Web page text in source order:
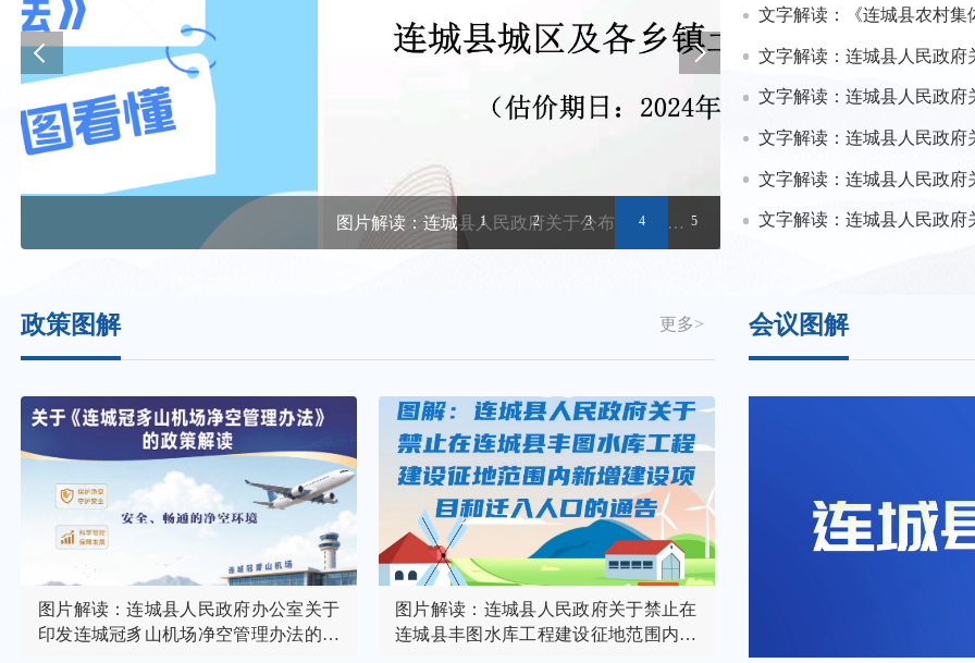
图片解读：连城县人民政府关于公布城区及各乡（镇... 1 2 3 4 5
文字解读：《连城县农村集体
文字解读：连城县人民政
文字解读：连城县人民政府关于调整
文字解读：连城县人民政府关于禁止在
文字解读：连城县人民政府关于
文字解读：连城县人民政
政策图解 更多>
图片解读：连城县人民政府办公室关于
印发连城冠豸山机场净空管理办法的通
图片解读：连城县人民政府关于禁止在
连城县丰图水库工程建设征地范围内新
会议图解